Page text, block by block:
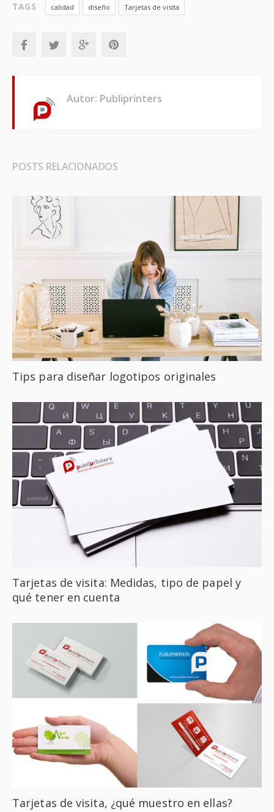
TAGS calidad diseño Tarjetas de visita
Autor: Publiprinters
POSTS RELACIONADOS
Tips para diseñar logotipos originales
Tarjetas de visita: Medidas, tipo de papel y
qué tener en cuenta
Tarjetas de visita, ¿qué muestro en ellas?